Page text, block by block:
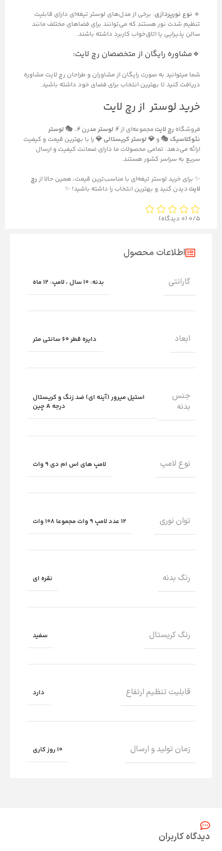
🔹 نوع نورپردازی: برخی از مدل‌های لوستر تیغه‌ای دارای قابلیت
تنظیم شدت نور هستند که می‌توانند برای فضاهای مختلف مانند
سالن پذیرایی یا اتاق‌خواب کاربرد داشته باشند.
🔹مشاوره رایگان از متخصصان رچ لایت:
شما میتوانید به صورت رایگان از مشاوران و طراحان رچ لایت مشاوره
دریافت کنید تا بهترین انتخاب برای فضای خود داشته باشید.
خرید لوستر از رچ لایت
فروشگاه رچ لایت مجموعه‌ای از⚡ لوستر مدرن ⚡، 🎭 لوستر
نئوکلاسیک 🎭 و 💎 لوستر کریستالی 💎 را با بهترین قیمت و کیفیت
ارائه می‌دهد. تمامی محصولات ما دارای ضمانت کیفیت و ارسال
سریع به سراسر کشور هستند.
✨ برای خرید لوستر تیغه‌ای با مناسب‌ترین قیمت، همین حالا از رچ
لایت دیدن کنید و بهترین انتخاب را داشته باشید! ✨
0/5 (0 دیدگاه)
اطلاعات محصول
گارانتی بدنه: 10 سال ، لامپ: 12 ماه
ابعاد دایره قطر 60 سانتی متر
جنس
بدنه
استیل میرور (آینه ای) ضد زنگ و کریستال
درجه A چین
نوع لامپ لامپ های اس ام دی 9 وات
توان نوری 12 عدد لامپ 9 وات مجموعا 108 وات
رنگ بدنه نقره ای
رنگ کریستال سفید
قابلیت تنظیم ارتفاع دارد
زمان تولید و ارسال 10 روز کاری
دیدگاه کاربران